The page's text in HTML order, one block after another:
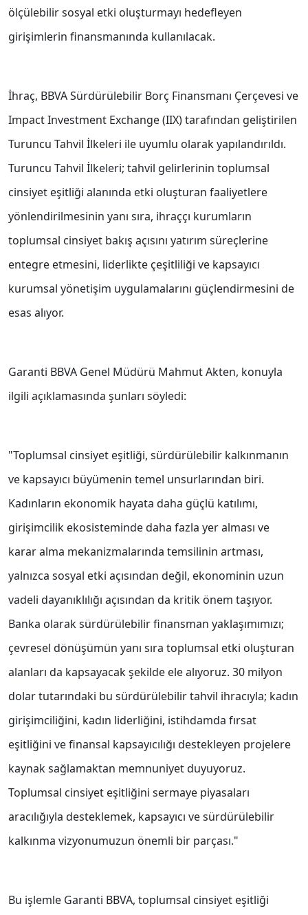
ölçülebilir sosyal etki oluşturmayı hedefleyen
girişimlerin finansmanında kullanılacak.
İhraç, BBVA Sürdürülebilir Borç Finansmanı Çerçevesi ve
Impact Investment Exchange (IIX) tarafından geliştirilen
Turuncu Tahvil İlkeleri ile uyumlu olarak yapılandırıldı.
Turuncu Tahvil İlkeleri; tahvil gelirlerinin toplumsal
cinsiyet eşitliği alanında etki oluşturan faaliyetlere
yönlendirilmesinin yanı sıra, ihraççı kurumların
toplumsal cinsiyet bakış açısını yatırım süreçlerine
entegre etmesini, liderlikte çeşitliliği ve kapsayıcı
kurumsal yönetişim uygulamalarını güçlendirmesini de
esas alıyor.
Garanti BBVA Genel Müdürü Mahmut Akten, konuyla
ilgili açıklamasında şunları söyledi:
"Toplumsal cinsiyet eşitliği, sürdürülebilir kalkınmanın
ve kapsayıcı büyümenin temel unsurlarından biri.
Kadınların ekonomik hayata daha güçlü katılımı,
girişimcilik ekosisteminde daha fazla yer alması ve
karar alma mekanizmalarında temsilinin artması,
yalnızca sosyal etki açısından değil, ekonominin uzun
vadeli dayanıklılığı açısından da kritik önem taşıyor.
Banka olarak sürdürülebilir finansman yaklaşımımızı;
çevresel dönüşümün yanı sıra toplumsal etki oluşturan
alanları da kapsayacak şekilde ele alıyoruz. 30 milyon
dolar tutarındaki bu sürdürülebilir tahvil ihracıyla; kadın
girişimciliğini, kadın liderliğini, istihdamda fırsat
eşitliğini ve finansal kapsayıcılığı destekleyen projelere
kaynak sağlamaktan memnuniyet duyuyoruz.
Toplumsal cinsiyet eşitliğini sermaye piyasaları
aracılığıyla desteklemek, kapsayıcı ve sürdürülebilir
kalkınma vizyonumuzun önemli bir parçası."
Bu işlemle Garanti BBVA, toplumsal cinsiyet eşitliği